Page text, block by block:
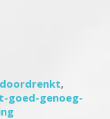
doordrenkt,
goed-genoeg-